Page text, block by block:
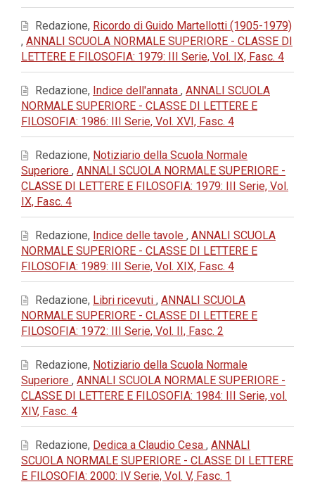
Redazione, Ricordo di Guido Martellotti (1905-1979)
, ANNALI SCUOLA NORMALE SUPERIORE - CLASSE DI
LETTERE E FILOSOFIA: 1979: III Serie, Vol. IX, Fasc. 4
Redazione, Indice dell'annata , ANNALI SCUOLA
NORMALE SUPERIORE - CLASSE DI LETTERE E
FILOSOFIA: 1986: III Serie, Vol. XVI, Fasc. 4
Redazione, Notiziario della Scuola Normale
Superiore , ANNALI SCUOLA NORMALE SUPERIORE -
CLASSE DI LETTERE E FILOSOFIA: 1979: III Serie, Vol.
IX, Fasc. 4
Redazione, Indice delle tavole , ANNALI SCUOLA
NORMALE SUPERIORE - CLASSE DI LETTERE E
FILOSOFIA: 1989: III Serie, Vol. XIX, Fasc. 4
Redazione, Libri ricevuti , ANNALI SCUOLA
NORMALE SUPERIORE - CLASSE DI LETTERE E
FILOSOFIA: 1972: III Serie, Vol. II, Fasc. 2
Redazione, Notiziario della Scuola Normale
Superiore , ANNALI SCUOLA NORMALE SUPERIORE -
CLASSE DI LETTERE E FILOSOFIA: 1984: III Serie, vol.
XIV, Fasc. 4
Redazione, Dedica a Claudio Cesa , ANNALI
SCUOLA NORMALE SUPERIORE - CLASSE DI LETTERE
E FILOSOFIA: 2000: IV Serie, Vol. V, Fasc. 1